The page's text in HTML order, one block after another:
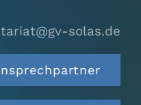
solas.de